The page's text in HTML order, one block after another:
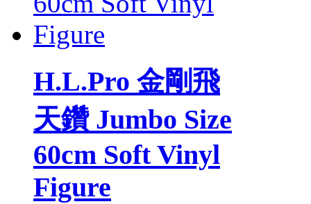
H.L.Pro 金剛飛
天鑽 Jumbo Size
60cm Soft Vinyl
Figure